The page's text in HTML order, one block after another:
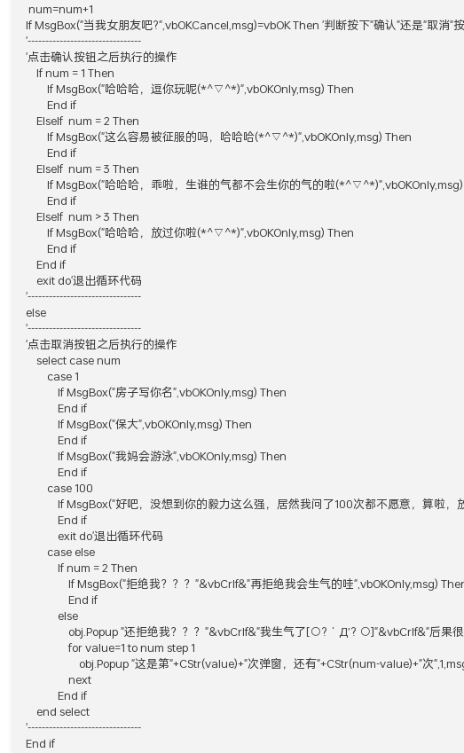
num=num+1
If MsgBox("当我女朋友吧?",vbOKCancel,msg)=vbOK Then '判断按下"确认"还是"取消"
'--------------------------------
'点击确认按钮之后执行的操作
    If num = 1 Then
        If MsgBox("哈哈哈，逗你玩呢(*^▽^*)",vbOKOnly,msg) Then
        End if
    ElseIf  num = 2 Then
        If MsgBox("这么容易被征服的吗，哈哈哈(*^▽^*)",vbOKOnly,msg) Then
        End if
    ElseIf  num = 3 Then
If MsgBox("哈哈哈，乖啦，生谁的气都不会生你的气的啦
        End if
    ElseIf  num > 3 Then
        If MsgBox("哈哈哈，放过你啦(*^▽^*)",vbOKOnly,msg) Then
        End if
    End if
    exit do'退出循环代码
'--------------------------------
else
'--------------------------------
'点击取消按钮之后执行的操作
    select case num
        case 1
            If MsgBox("房子写你名",vbOKOnly,msg) Then
            End if
            If MsgBox("保大",vbOKOnly,msg) Then
            End if
            If MsgBox("我妈会游泳",vbOKOnly,msg) Then
            End if
        case 100
If MsgBox("好吧，没想到你的毅力这么强，居然我问了100次都不愿意，算
            End if
            exit do'退出循环代码
        case else
            If num = 2 Then
If MsgBox("拒绝我？？？"&vbCrlf&"再拒绝我会生气的哇",vbOKOnly,msg)
                End if
            else
obj.Popup "还拒绝我？？？"&vbCrlf&"我生气了[○?｀Д′? ○]"&vbCrlf&"后
                for value=1 to num step 1
obj.Popup "这是第"+CStr(value)+"次弹窗，还有"+CStr(num-value)+"次
                next
            End if
    end select
'--------------------------------
End if